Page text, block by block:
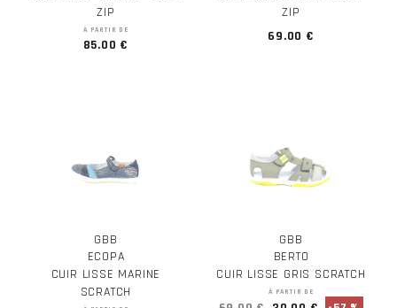
ZIP
À PARTIR DE
85.00 €
ZIP
69.00 €
GBB
ECOPA
CUIR LISSE MARINE
SCRATCH
GBB
BERTO
CUIR LISSE GRIS SCRATCH
À PARTIR DE